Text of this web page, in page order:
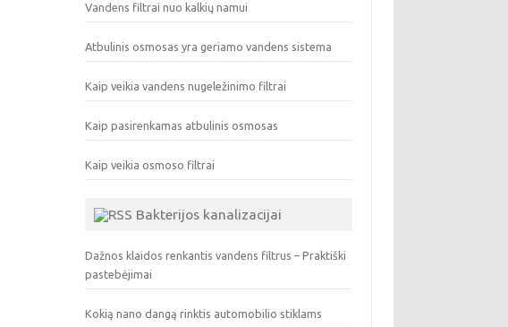
Vandens filtrai nuo kalkių namui
Atbulinis osmosas yra geriamo vandens sistema
Kaip veikia vandens nugeležinimo filtrai
Kaip pasirenkamas atbulinis osmosas
Kaip veikia osmoso filtrai
Bakterijos kanalizacijai
Dažnos klaidos renkantis vandens filtrus – Praktiški
pastebėjimai
Kokią nano dangą rinktis automobilio stiklams